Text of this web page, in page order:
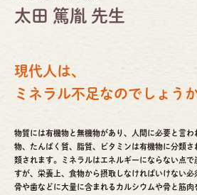
太田 篤胤 先生
現代人は、
ミネラル不足なのでしょう
物質には有機物と無機物があり、人間に必要と言
物、たんぱく質、脂質、ビタミンは有機物に分類
類されます。ミネラルはエネルギーにならない点で
すが、栄養上、食物から摂取しなければいけない必
骨や歯などに大量に含まれるカルシウムや骨と筋